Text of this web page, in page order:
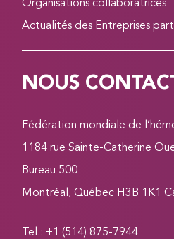
Organisations collaboratrices
Actualités des Entreprises
NOUS
Fédération mondiale de
1184 rue Sainte-Catherine
Bureau 500
Montréal, Québec H3B 1K1
Tel.: +1 (514) 875-7944